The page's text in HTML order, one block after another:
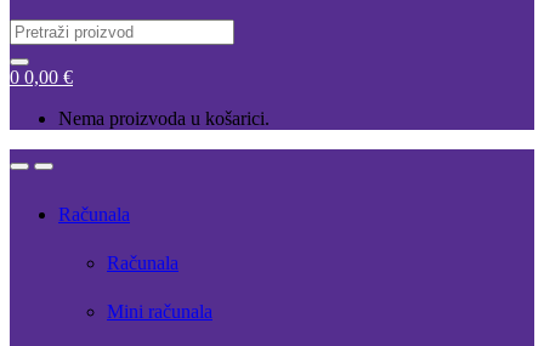
Search
for:
0 0,00 €
Nema proizvoda u košarici.
OpenClose
Računala
Računala
Mini računala